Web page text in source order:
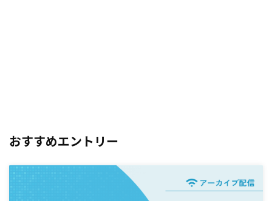
おすすめエントリー